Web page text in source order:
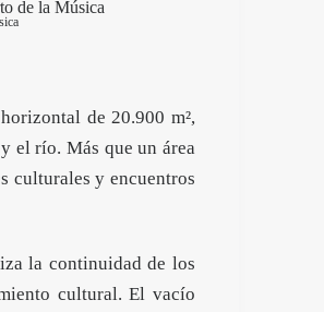
de 20.900 m²,
el río. Más que un área
culturales y encuentros
la continuidad de los
cultural. El vacío